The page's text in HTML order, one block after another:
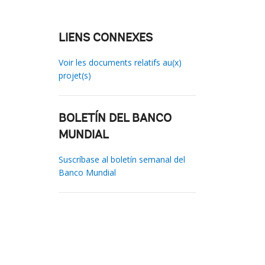
LIENS CONNEXES
Voir les documents relatifs au(x)
projet(s)
BOLETÍN DEL BANCO
MUNDIAL
Suscríbase al boletín semanal del
Banco Mundial